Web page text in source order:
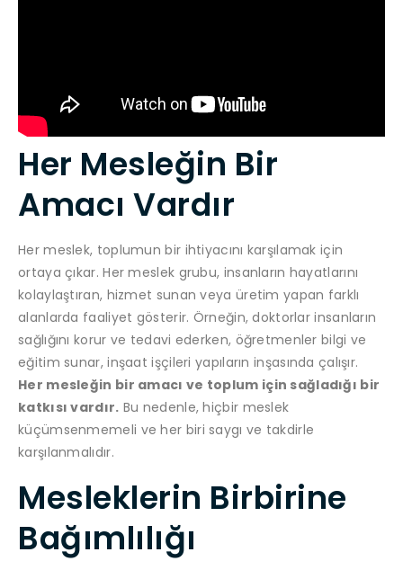
Her Mesleğin Bir
Amacı Vardır
Her meslek, toplumun bir ihtiyacını karşılamak için
ortaya çıkar. Her meslek grubu, insanların hayatlarını
kolaylaştıran, hizmet sunan veya üretim yapan farklı
alanlarda faaliyet gösterir. Örneğin, doktorlar insanların
sağlığını korur ve tedavi ederken, öğretmenler bilgi ve
eğitim sunar, inşaat işçileri yapıların inşasında çalışır.
Her mesleğin bir amacı ve toplum için sağladığı bir
katkısı vardır. Bu nedenle, hiçbir meslek
küçümsenmemeli ve her biri saygı ve takdirle
karşılanmalıdır.
Mesleklerin Birbirine
Bağımlılığı